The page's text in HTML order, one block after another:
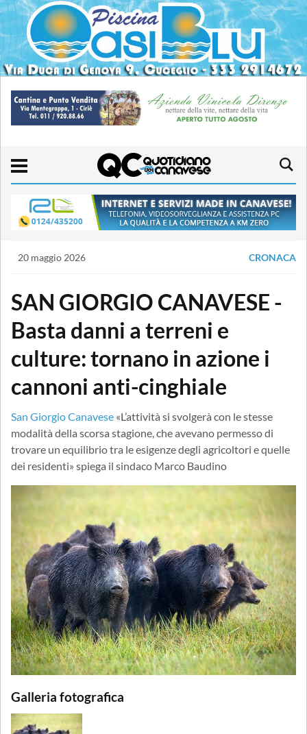
20 maggio 2026 CRONACA
SAN GIORGIO CANAVESE -
Basta danni a terreni e
culture: tornano in azione i
cannoni anti-cinghiale
San Giorgio Canavese «L’attività si svolgerà con le stesse
modalità della scorsa stagione, che avevano permesso di
trovare un equilibrio tra le esigenze degli agricoltori e quelle
dei residenti» spiega il sindaco Marco Baudino
Galleria fotografica